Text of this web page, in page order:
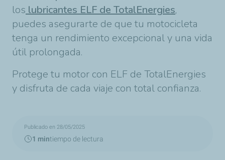
los lubricantes ELF de TotalEnergies,
puedes asegurarte de que tu motocicleta
tenga un rendimiento excepcional y una vida
útil prolongada.
Protege tu motor con ELF de TotalEnergies
y disfruta de cada viaje con total confianza.
Publicado en 28/05/2025
1 mintiempo de lectura